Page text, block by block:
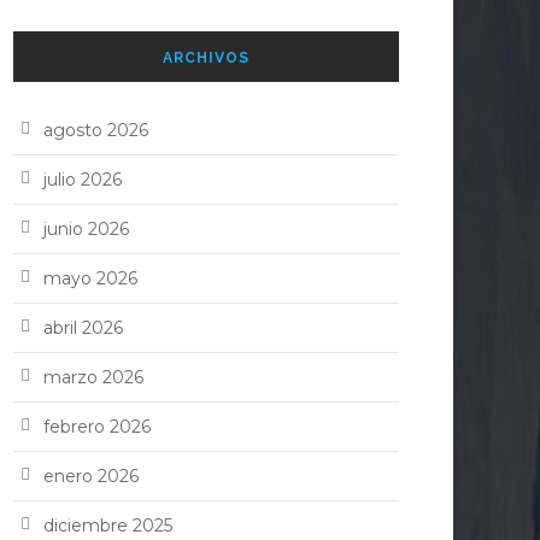
ARCHIVOS
agosto 2026
julio 2026
junio 2026
mayo 2026
abril 2026
marzo 2026
febrero 2026
enero 2026
diciembre 2025